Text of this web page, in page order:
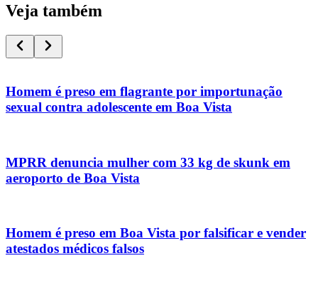
Veja também
Homem é preso em flagrante por importunação
sexual contra adolescente em Boa Vista
MPRR denuncia mulher com 33 kg de skunk em
aeroporto de Boa Vista
Homem é preso em Boa Vista por falsificar e vender
atestados médicos falsos